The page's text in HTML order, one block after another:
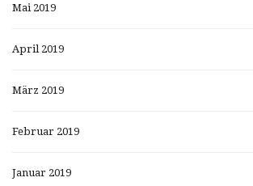
Mai 2019
April 2019
März 2019
Februar 2019
Januar 2019